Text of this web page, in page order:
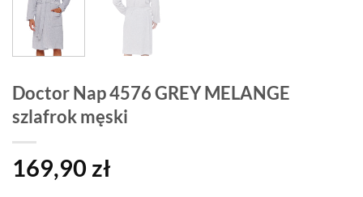
Doctor Nap 4576 GREY MELANGE
szlafrok męski
169,90 zł